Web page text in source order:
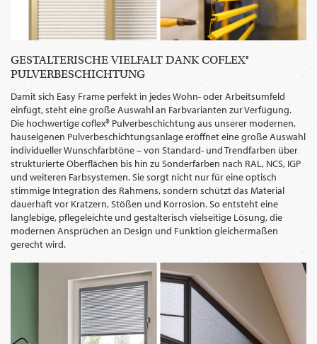
GESTALTERISCHE VIELFALT DANK COFLEX®
PULVERBESCHICHTUNG
Damit sich Easy Frame perfekt in jedes Wohn- oder Arbeitsumfeld
einfügt, steht eine große Auswahl an Farbvarianten zur Verfügung.
Die hochwertige coflex® Pulverbeschichtung aus unserer modernen,
hauseigenen Pulverbeschichtungsanlage eröffnet eine große Auswahl
individueller Wunschfarbtöne – von Standard- und Trendfarben über
strukturierte Oberflächen bis hin zu Sonderfarben nach RAL, NCS, IGP
und weiteren Farbsystemen. Sie sorgt nicht nur für eine optisch
stimmige Integration des Rahmens, sondern schützt das Material
dauerhaft vor Kratzern, Stößen und Korrosion. So entsteht eine
langlebige, pflegeleichte und gestalterisch vielseitige Lösung, die
modernen Ansprüchen an Design und Funktion gleichermaßen
gerecht wird.